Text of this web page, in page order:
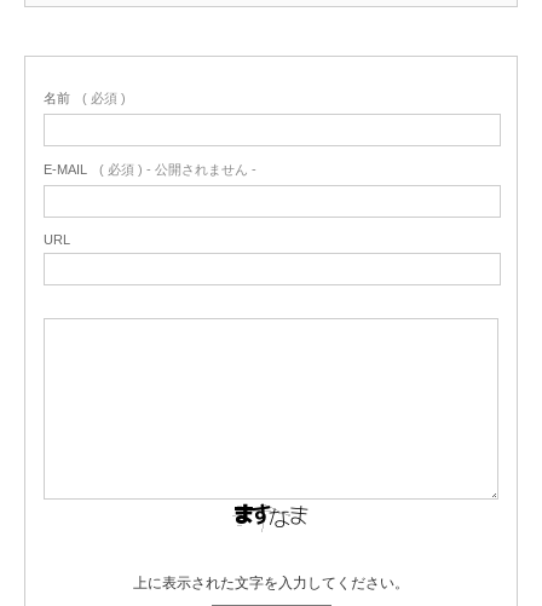
名前 ( 必須 )
E-MAIL ( 必須 ) - 公開されません -
URL
上に表示された文字を入力してください。